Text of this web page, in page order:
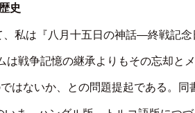
史
私は『八月十五日の神話―終戦記
は戦争記憶の継承よりもその忘却と
はないか、との問題提起である。同